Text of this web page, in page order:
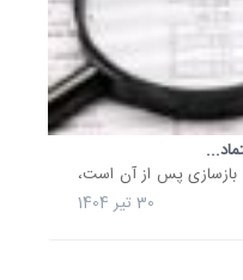
بازسازی پس از آن است،
30 تیر 1404